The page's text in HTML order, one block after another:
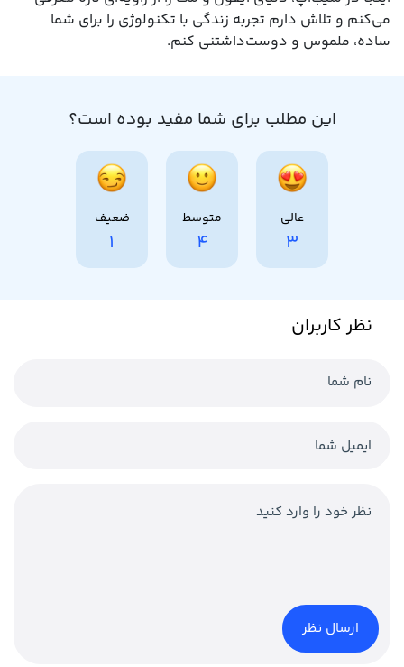
می‌کنم و تلاش دارم تجربه زندگی با تکنولوژی را برای شما
ساده، ملموس و دوست‌داشتنی کنم.
این مطلب برای شما مفید بوده است؟
عالی
3
متوسط
4
ضعیف
1
نظر کاربران